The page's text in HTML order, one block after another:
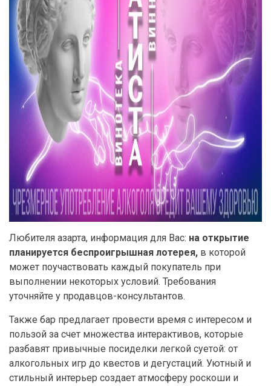
Любителя азарта, информация для Вас: на открытие
планируется беспроигрышная лотерея, в которой
может поучаствовать каждый покупатель при
выполнении некоторых условий. Требования
уточняйте у продавцов-консультантов.
Также бар предлагает провести время с интересом и
пользой за счет множества интерактивов, которые
разбавят привычные посиделки легкой суетой: от
алкогольных игр до квестов и дегустаций. Уютный и
стильный интерьер создает атмосферу роскоши и